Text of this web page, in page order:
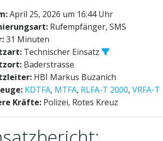
April 25, 2026 um 16:44 Uhr
Rufempfänger, SMS
31 Minuten
Technischer Einsatz
Baderstrasse
HBI Markus Buzanich
KDTFA, MTFA, RLFA-T 2000, VRFA-T
Kräfte: Polizei, Rotes Kreuz